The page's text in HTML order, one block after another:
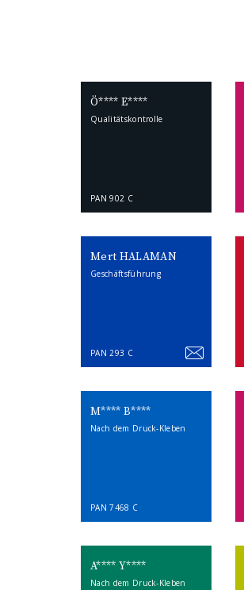
Ö**** E****
Qualitätskontrolle
PAN 902 C
Mert HALAMAN
Geschäftsführung
PAN 293 C
M**** B****
Nach dem Druck-Kleben
PAN 7468 C
A**** Y****
Nach dem Druck-Kleben